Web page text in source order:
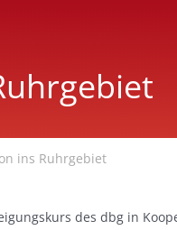
ins Ruhrgebiet
des dbg in